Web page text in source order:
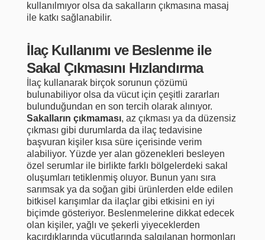
kullanılmıyor olsa da sakalların çıkmasına masaj
ile katkı sağlanabilir.
İlaç Kullanımı ve Beslenme ile
Sakal Çıkmasını Hızlandırma
İlaç kullanarak birçok sorunun çözümü
bulunabiliyor olsa da vücut için çeşitli zararları
bulunduğundan en son tercih olarak alınıyor.
Sakalların çıkmaması, az çıkması ya da düzensiz
çıkması gibi durumlarda da ilaç tedavisine
başvuran kişiler kısa süre içerisinde verim
alabiliyor. Yüzde yer alan gözenekleri besleyen
özel serumlar ile birlikte farklı bölgelerdeki sakal
oluşumları tetiklenmiş oluyor. Bunun yanı sıra
sarımsak ya da soğan gibi ürünlerden elde edilen
bitkisel karışımlar da ilaçlar gibi etkisini en iyi
biçimde gösteriyor. Beslenmelerine dikkat edecek
olan kişiler, yağlı ve şekerli yiyeceklerden
kaçırdıklarında vücutlarında salgılanan hormonları